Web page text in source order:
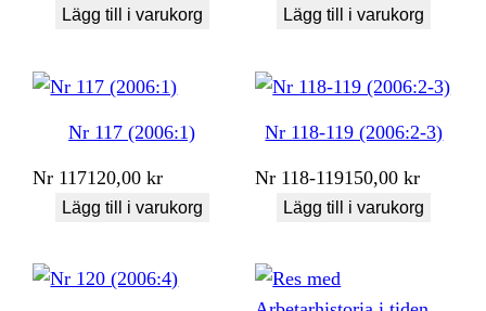
Lägg till i varukorg Lägg till i varukorg
Nr 117 (2006:1)
Nr 117120,00kr
Lägg till i varukorg
Nr 118-119 (2006:2-3)
Nr 118-119150,00kr
Lägg till i varukorg